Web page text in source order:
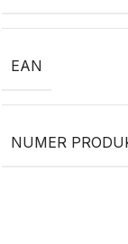
EAN
NUMER